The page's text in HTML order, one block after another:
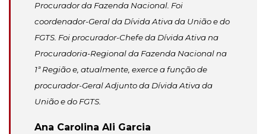
Procurador da Fazenda Nacional. Foi
coordenador-Geral da Dívida Ativa da União e do
FGTS. Foi procurador-Chefe da Dívida Ativa na
Procuradoria-Regional da Fazenda Nacional na
1ª Região e, atualmente, exerce a função de
procurador-Geral Adjunto da Dívida Ativa da
União e do FGTS.
Ana Carolina Ali Garcia